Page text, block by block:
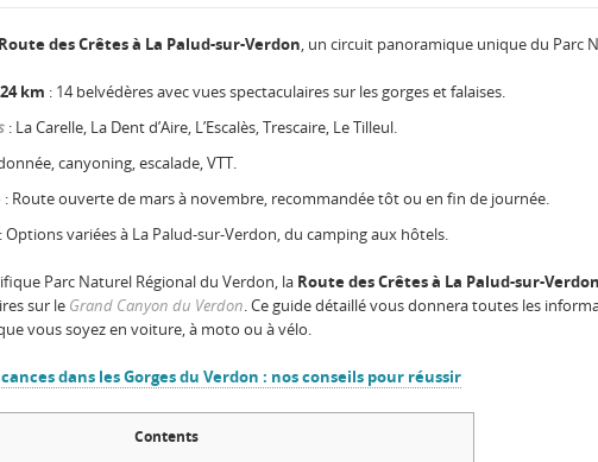
Route des Crêtes à La Palud-sur-Verdon, un circuit panoramique unique du Parc
km : 14 belvédères avec vues spectaculaires sur les gorges et falaises.
: La Carelle, La Dent d’Aire, L’Escalès, Trescaire, Le Tilleul.
canyoning, escalade, VTT.
: Route ouverte de mars à novembre, recommandée tôt ou en fin de journée.
Options variées à La Palud-sur-Verdon, du camping aux hôtels.
Parc Naturel Régional du Verdon, la Route des Crêtes à La Palud-sur-Verdon
sur le Grand Canyon du Verdon. Ce guide détaillé vous donnera toutes les
vous soyez en voiture, à moto ou à vélo.
dans les Gorges du Verdon : nos conseils pour réussir
Contents